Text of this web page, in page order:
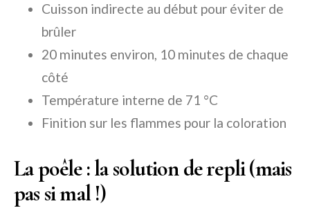
Cuisson indirecte au début pour éviter de
brûler
20 minutes environ, 10 minutes de chaque
côté
Température interne de 71 °C
Finition sur les flammes pour la coloration
La poêle : la solution de repli (mais
pas si mal !)